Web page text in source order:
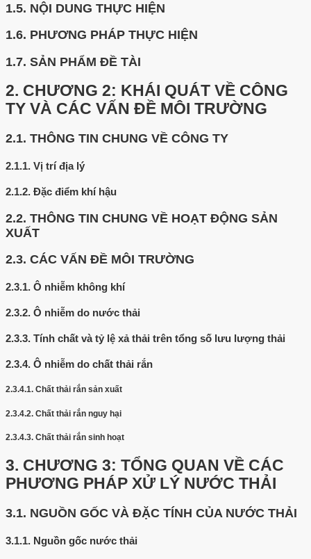
1.5. NỘI DUNG THỰC HIỆN
1.6. PHƯƠNG PHÁP THỰC HIỆN
1.7. SẢN PHẨM ĐỀ TÀI
2. CHƯƠNG 2: KHÁI QUÁT VỀ CÔNG
TY VÀ CÁC VẤN ĐỀ MÔI TRƯỜNG
2.1. THÔNG TIN CHUNG VỀ CÔNG TY
2.1.1. Vị trí địa lý
2.1.2. Đặc điểm khí hậu
2.2. THÔNG TIN CHUNG VỀ HOẠT ĐỘNG SẢN
XUẤT
2.3. CÁC VẤN ĐỀ MÔI TRƯỜNG
2.3.1. Ô nhiễm không khí
2.3.2. Ô nhiễm do nước thải
2.3.3. Tính chất và tỷ lệ xả thải trên tổng số lưu lượng thải
2.3.4. Ô nhiễm do chất thải rắn
2.3.4.1. Chất thải rắn sản xuất
2.3.4.2. Chất thải rắn nguy hại
2.3.4.3. Chất thải rắn sinh hoạt
3. CHƯƠNG 3: TỔNG QUAN VỀ CÁC
PHƯƠNG PHÁP XỬ LÝ NƯỚC THẢI
3.1. NGUỒN GỐC VÀ ĐẶC TÍNH CỦA NƯỚC THẢI
3.1.1. Nguồn gốc nước thải